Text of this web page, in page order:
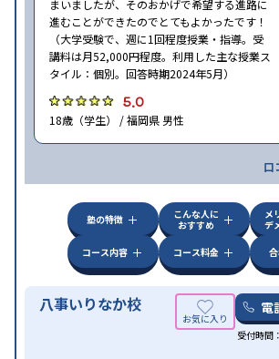
まいましたが、そのおかげで希望する進路に
進むことができたのでとてもよかったです！
（大学受験で、週に1回程度授業・指導。受
講料は月52,000円程度。利用した主な授業ス
タイル：個別。回答時期2024年5月）
5.0
18歳（学生） / 福岡県 男性
口
塾の特徴
こんな人に
おすすめ
メ
デ
コース内容
コース料金
八事いりなか校 電
受付時間